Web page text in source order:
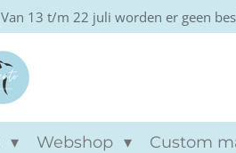
Van 13 t/m 22 juli worden er geen
Webshop Custom